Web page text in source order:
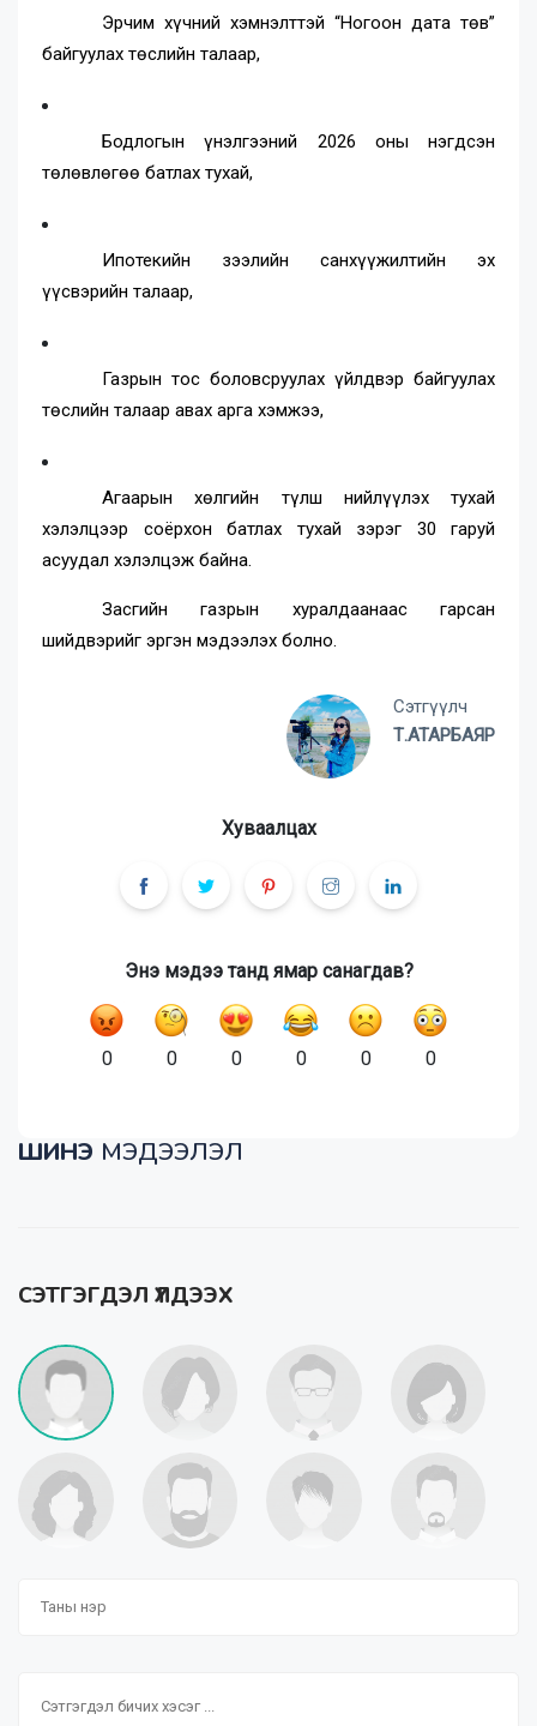
Эрчим хүчний хэмнэлттэй “Ногоон дата төв”
байгуулах төслийн талаар,
Бодлогын үнэлгээний 2026 оны нэгдсэн
төлөвлөгөө батлах тухай,
Ипотекийн зээлийн санхүүжилтийн эх
үүсвэрийн талаар,
Газрын тос боловсруулах үйлдвэр байгуулах
төслийн талаар авах арга хэмжээ,
Агаарын хөлгийн түлш нийлүүлэх тухай
хэлэлцээр соёрхон батлах тухай зэрэг 30 гаруй
асуудал хэлэлцэж байна.
Засгийн газрын хуралдаанаас гарсан
шийдвэрийг эргэн мэдээлэх болно.
Сэтгүүлч
Т.АТАРБАЯР
Хуваалцах
Энэ мэдээ танд ямар санагдав?
0 0 0 0 0 0
ШИНЭ МЭДЭЭЛЭЛ
СЭТГЭГДЭЛ ҮЛДЭЭХ